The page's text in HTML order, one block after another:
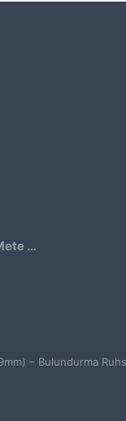
SIFIR – Sarsılmaz SAR9 Sport Mete Haki